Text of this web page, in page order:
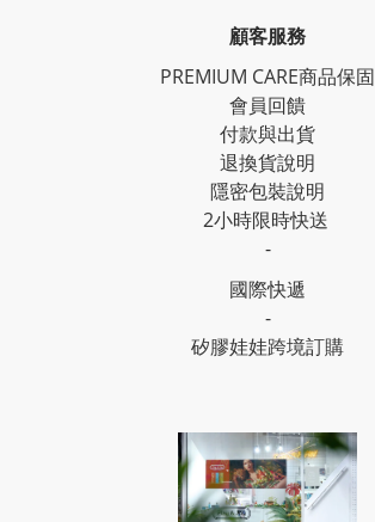
顧客服務
PREMIUM CARE商品保固
會員回饋
付款與出貨
退換貨說明
隱密包裝說明
2小時限時快送
-
國際快遞
-
矽膠娃娃跨境訂購